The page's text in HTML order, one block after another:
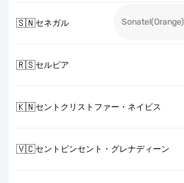
🇸🇳セネガル Sonatel(Orange)
🇷🇸セルビア
🇰🇳セントクリストファー・ネイビス
🇻🇨セントビンセント・グレナディーン